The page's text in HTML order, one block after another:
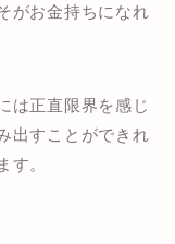
がお金持ちになれ
は正直限界を感じ
出すことができれ
す。